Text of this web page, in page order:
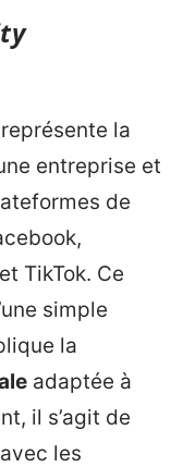
représente la
entreprise et
de
TikTok. Ce
simple
la
adaptée à
il s’agit de
les